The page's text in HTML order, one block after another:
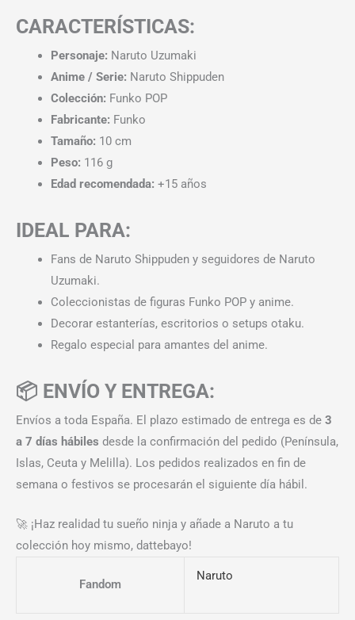
CARACTERÍSTICAS:
Personaje: Naruto Uzumaki
Anime / Serie: Naruto Shippuden
Colección: Funko POP
Fabricante: Funko
Tamaño: 10 cm
Peso: 116 g
Edad recomendada: +15 años
IDEAL PARA:
Fans de Naruto Shippuden y seguidores de Naruto
Uzumaki.
Coleccionistas de figuras Funko POP y anime.
Decorar estanterías, escritorios o setups otaku.
Regalo especial para amantes del anime.
📦 ENVÍO Y ENTREGA:
Envíos a toda España. El plazo estimado de entrega es de 3
a 7 días hábiles desde la confirmación del pedido (Península,
Islas, Ceuta y Melilla). Los pedidos realizados en fin de
semana o festivos se procesarán el siguiente día hábil.
🚀 ¡Haz realidad tu sueño ninja y añade a Naruto a tu
colección hoy mismo, dattebayo!
Fandom
Naruto